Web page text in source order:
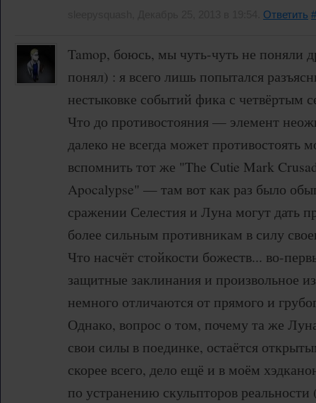
Ответить #
Tamop, боюсь, мы чуть-чуть не поняли
понял) : я всего лишь попытался
нестыковке событий фика с четвёртым
Что до противостояния — элемент
далеко не всегда может противостоять
вспомнить тот же "The Cutie Mark
Apocalypse" — там вот как раз было
сражении Селестия и Луна могут дать
более сильным противникам в силу
Что насчёт стойкости божеств... во-
защитные заклинания и произвольное
немного отличаются от прямого и
Однако, вопрос о том, почему та же
свои силы в поединке, остаётся
скорее всего, дело ещё и в моём
по устранению скульпторов